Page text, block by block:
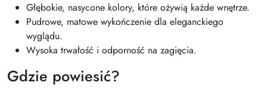
Głębokie, nasycone kolory, które ożywią każde wnętrze.
Pudrowe, matowe wykończenie dla eleganckiego
wyglądu.
Wysoka trwałość i odporność na zagięcia.
Gdzie powiesić?